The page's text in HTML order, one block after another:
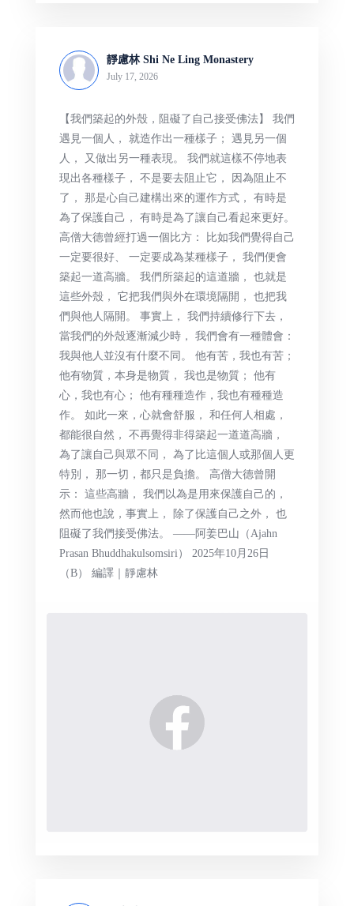
靜慮林 Shi Ne Ling Monastery
July 17, 2026
【我們築起的外殼，阻礙了自己接受佛法】 我們
遇見一個人， 就造作出一種樣子； 遇見另一個
人， 又做出另一種表現。 我們就這樣不停地表
現出各種樣子， 不是要去阻止它， 因為阻止不
了， 那是心自己建構出來的運作方式， 有時是
為了保護自己， 有時是為了讓自己看起來更好。
高僧大德曾經打過一個比方： 比如我們覺得自己
一定要很好、 一定要成為某種樣子， 我們便會
築起一道高牆。 我們所築起的這道牆， 也就是
這些外殼， 它把我們與外在環境隔開， 也把我
們與他人隔開。 事實上， 我們持續修行下去，
當我們的外殼逐漸減少時， 我們會有一種體會：
我與他人並沒有什麼不同。 他有苦，我也有苦；
他有物質，本身是物質， 我也是物質； 他有
心，我也有心； 他有種種造作，我也有種種造
作。 如此一來，心就會舒服， 和任何人相處，
都能很自然， 不再覺得非得築起一道道高牆，
為了讓自己與眾不同， 為了比這個人或那個人更
特別， 那一切，都只是負擔。 高僧大德曾開
示： 這些高牆， 我們以為是用來保護自己的，
然而他也說，事實上， 除了保護自己之外， 也
阻礙了我們接受佛法。 ——阿姜巴山（Ajahn
Prasan Bhuddhakulsomsiri） 2025年10月26日
（B） 編譯｜靜慮林